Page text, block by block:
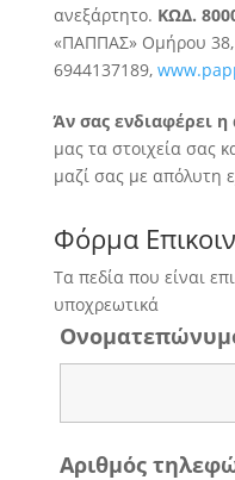
ανεξάρτητο. ΚΩΔ.
«ΠΑΠΠΑΣ» Ομήρου 38,
6944137189,
Άν σας ενδιαφέρει η
μας τα στοιχεία σας
μαζί σας με απόλυτη
Φόρμα
Τα πεδία που είναι
υποχρεωτικά
Αριθμός